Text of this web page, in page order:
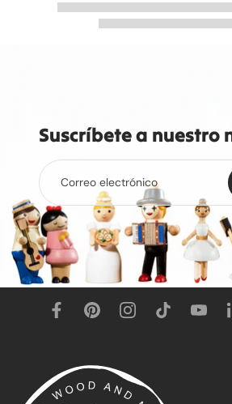
Suscríbete a nuestro
Correo electrónico